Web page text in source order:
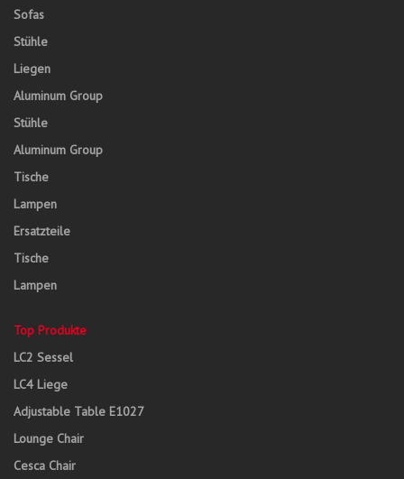
Sofas
Stühle
Liegen
Aluminum Group
Stühle
Aluminum Group
Tische
Lampen
Ersatzteile
Tische
Lampen
Top Produkte
LC2 Sessel
LC4 Liege
Adjustable Table E1027
Lounge Chair
Cesca Chair